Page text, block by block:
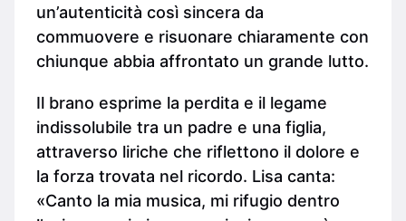
un’autenticità così sincera da
commuovere e risuonare chiaramente con
chiunque abbia affrontato un grande lutto.
Il brano esprime la perdita e il legame
indissolubile tra un padre e una figlia,
attraverso liriche che riflettono il dolore e
la forza trovata nel ricordo. Lisa canta:
«Canto la mia musica, mi rifugio dentro